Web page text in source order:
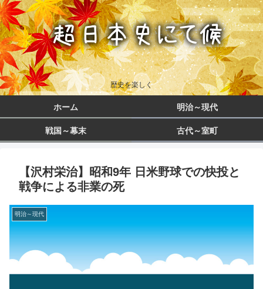
歴史を楽しく
ホーム 明治～現代
戦国～幕末 古代～室町
【沢村栄治】昭和9年 日米野球での快投と
戦争による非業の死
明治～現代